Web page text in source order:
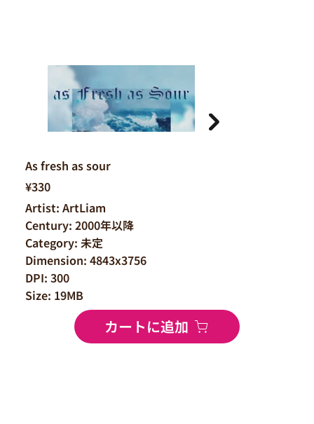
¥330
Artist: ArtLiam
Century: 2000年以降
Category: 未定
Dimension: 4843x3756
DPI: 300
Size: 19MB
カートに追加
As fresh as sour